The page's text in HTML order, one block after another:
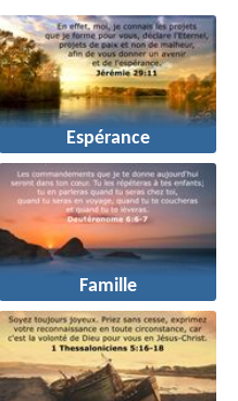
Espérance
Famille